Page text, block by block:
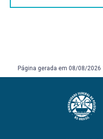
Página gerada em 08/08/